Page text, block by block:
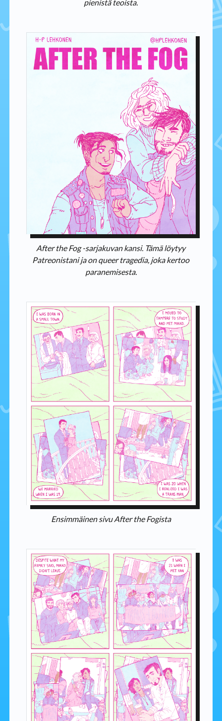
pienistä teoista.
After the Fog -sarjakuvan kansi. Tämä löytyy
Patreonistani ja on queer tragedia, joka kertoo
paranemisesta.
Ensimmäinen sivu After the Fogista